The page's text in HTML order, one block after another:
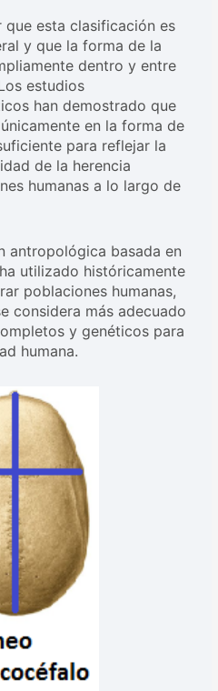
esta clasificación es
y que la forma de la
dentro y entre
estudios
han demostrado que
en la forma de
para reflejar la
de la herencia
humanas a lo largo de
antropológica basada en
utilizado históricamente
poblaciones humanas,
considera más adecuado
y genéticos para
humana.